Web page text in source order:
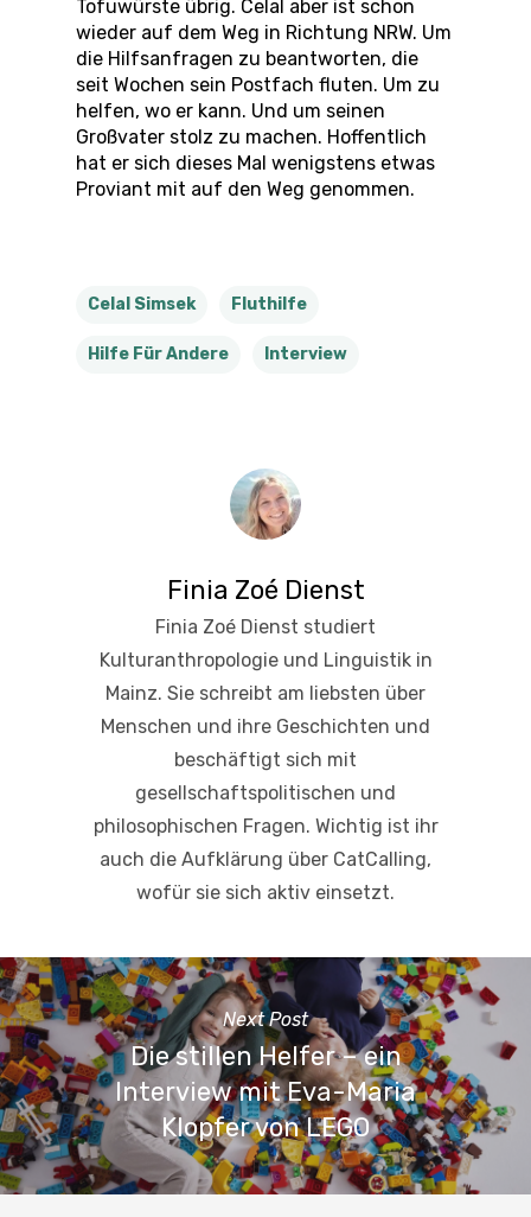
Tofuwürste übrig. Celal aber ist schon
wieder auf dem Weg in Richtung NRW. Um
die Hilfsanfragen zu beantworten, die
seit Wochen sein Postfach fluten. Um zu
helfen, wo er kann. Und um seinen
Großvater stolz zu machen. Hoffentlich
hat er sich dieses Mal wenigstens etwas
Proviant mit auf den Weg genommen.
Celal Simsek Fluthilfe
Hilfe Für Andere Interview
Finia Zoé Dienst
Finia Zoé Dienst studiert
Kulturanthropologie und Linguistik in
Mainz. Sie schreibt am liebsten über
Menschen und ihre Geschichten und
beschäftigt sich mit
gesellschaftspolitischen und
philosophischen Fragen. Wichtig ist ihr
auch die Aufklärung über CatCalling,
wofür sie sich aktiv einsetzt.
Next Post
Die stillen Helfer – ein
Interview mit Eva-Maria
Klopfer von LEGO